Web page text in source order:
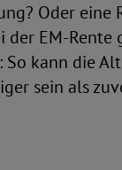
Oder eine
der EM-Rente
So kann die
sein als